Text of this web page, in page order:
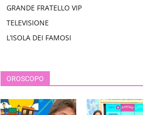
GRANDE FRATELLO VIP
TELEVISIONE
L’ISOLA DEI FAMOSI
OROSCOPO